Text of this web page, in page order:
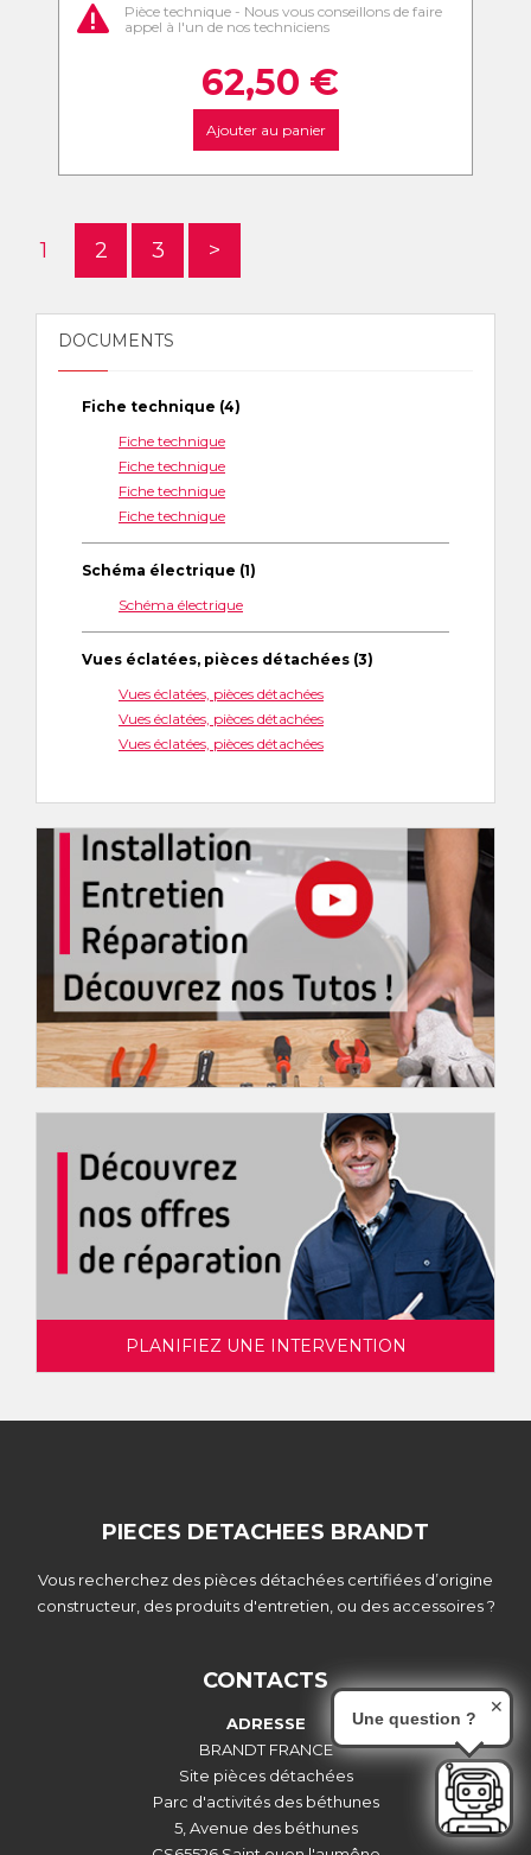
Pièce technique - Nous vous conseillons de faire
appel à l'un de nos techniciens
62,50 €
Ajouter au panier
1 2 3 >
DOCUMENTS
Fiche technique (4)
Fiche technique
Fiche technique
Fiche technique
Fiche technique
Schéma électrique (1)
Schéma électrique
Vues éclatées, pièces détachées (3)
Vues éclatées, pièces détachées
Vues éclatées, pièces détachées
Vues éclatées, pièces détachées
PLANIFIEZ UNE INTERVENTION
PIECES DETACHEES BRANDT
Vous recherchez des pièces détachées certifiées d’origine
constructeur, des produits d'entretien, ou des accessoires ?
CONTACTS
ADRESSE
BRANDT FRANCE
Site pièces détachées
Parc d'activités des béthunes
5, Avenue des béthunes
Une question ?
✕